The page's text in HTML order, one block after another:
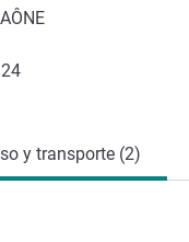
y transporte (2)